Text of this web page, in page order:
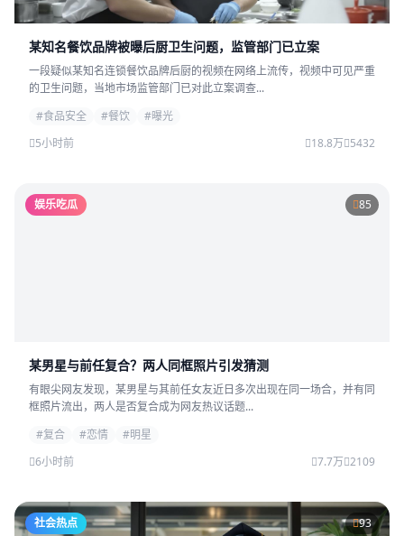
某知名餐饮品牌被曝后厨卫生问题，监管部门已立案
一段疑似某知名连锁餐饮品牌后厨的视频在网络上流传，视频中可见严重
的卫生问题，当地市场监管部门已对此立案调查...
#食品安全
#餐饮
#曝光
5小时前
18.8万 5432
娱乐吃瓜 85
某男星与前任复合？两人同框照片引发猜测
有眼尖网友发现，某男星与其前任女友近日多次出现在同一场合，并有同
框照片流出，两人是否复合成为网友热议话题...
#复合
#恋情
#明星
6小时前
7.7万 2109
社会热点 93